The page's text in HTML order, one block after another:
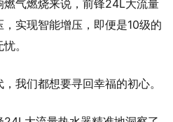
气燃烧来说，前锋24L大流量
实现智能增压，即便是10级的
。
我们都想要寻回幸福的初心。